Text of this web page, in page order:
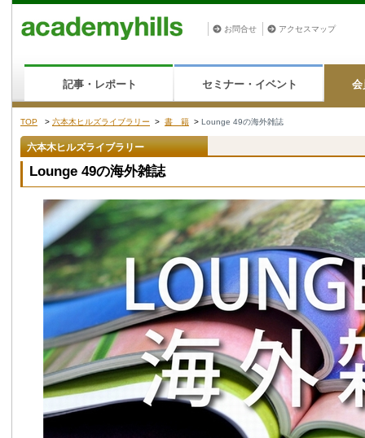
お問合せ アクセスマップ
記事・レポート セミナー・イベント 会
TOP > 六本木ヒルズライブラリー > 書 籍 > Lounge 49の海外雑誌
六本木ヒルズライブラリー
Lounge 49の海外雑誌